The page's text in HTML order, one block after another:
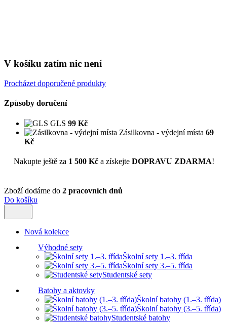
V košíku zatím nic není
Procházet doporučené produkty
Způsoby doručení
GLS 99 Kč
Zásilkovna - výdejní místa 69
Kč
Nakupte ještě za 1 500 Kč a získejte DOPRAVU ZDARMA!
Zboží dodáme do 2 pracovních dnů
Do košíku
Nová kolekce
Výhodné sety
Školní sety 1.–3. třída
Školní sety 3.–5. třída
Studentské sety
Batohy a aktovky
Školní batohy (1.–3. třída)
Školní batohy (3.–5. třída)
Studentské batohy